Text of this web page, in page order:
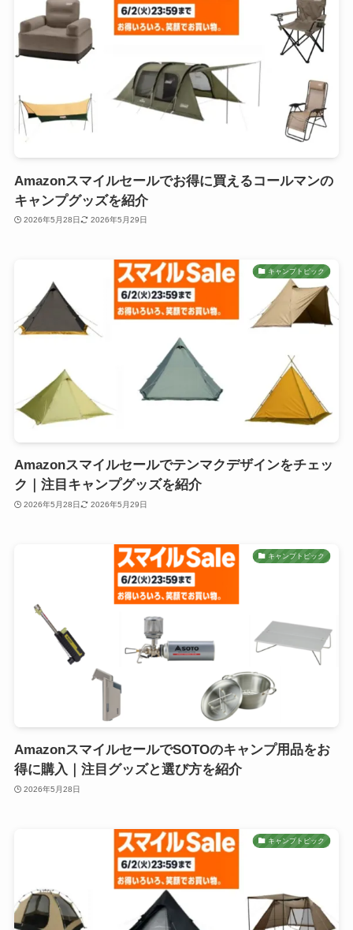
Amazonスマイルセールでお得に買えるコールマンの
キャンプグッズを紹介
2026年5月28日 2026年5月29日
キャンプトピック
Amazonスマイルセールでテンマクデザインをチェッ
ク｜注目キャンプグッズを紹介
2026年5月28日 2026年5月29日
キャンプトピック
AmazonスマイルセールでSOTOのキャンプ用品をお
得に購入｜注目グッズと選び方を紹介
2026年5月28日
キャンプトピック